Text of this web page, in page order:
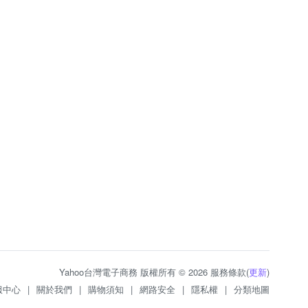
Yahoo台灣電子商務 版權所有 © 2026 服務條款(更新)
中心 | 關於我們 | 購物須知 | 網路安全 | 隱私權 | 分類地圖